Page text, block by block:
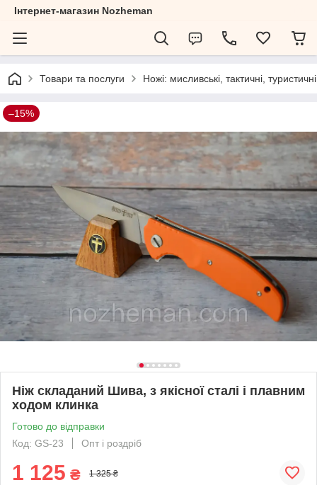
Інтернет-магазин Nozheman
Товари та послуги Ножі: мисливські, тактичні,
–15%
Ніж складаний Шива, з якісної сталі і плавним
ходом клинка
Готово до відправки
Код: GS-23
Опт і роздріб
1 125 ₴ 1 325 ₴